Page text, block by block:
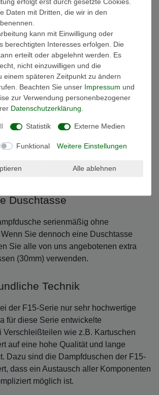
Sie können wählen ob Sie lieber eine
aus Mineralguss (wahlweise matt
wünschen, oder ob Ihnen die
oder schwarz) besser gefällt.
Design
der F15-Serie haben wir die
reduziert. Das Ergebnis kann
Keine störenden Rückwände, schlichte
die Reinigung im Inneren durch
und fertig.
Duschtasse
serienmäßig ohne
Sie dennoch eine Duschtasse
Sie alle von uns angebotenen extra
(30mm) verwenden.
Technik
der F15-Serie nur sehr hochwertige
für diese Serie entwickelte
Verschleißteilen wie z.B. Kartuschen
auf eine hohe Qualität und lange
Dazu sind die Dampfduschen der F15-
dass ein Austausch aller Komponenten
möglich ist.
erfolgt erst durch gesetzte Cookies.
Daten mit Dritten, die wir in den
kann mit Einwilligung oder
berechtigten Interesses erfolgen. Die
erteilt oder abgelehnt werden. Es
nicht einzuwilligen und die
einem späteren Zeitpunkt zu ändern
Beachten Sie unser Impressum und
zur Verwendung personenbezogener
Daten­schutz­erklärung.
Statistik Externe Medien
Funktional Weitere Einstellungen
Alle ablehnen